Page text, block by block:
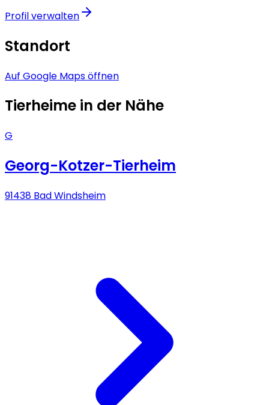
Profil verwalten
Standort
Auf Google Maps öffnen
Tierheime in der Nähe
G
Georg-Kotzer-Tierheim
91438 Bad Windsheim